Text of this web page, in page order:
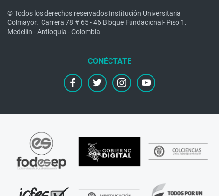
© Todos los derechos reservados Institución Universitaria
Colmayor. Carrera 78 # 65 - 46 Bloque Fundacional- Piso 1.
Medellín - Antioquia - Colombia